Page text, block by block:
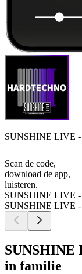
SUNSHINE LIVE -
Scan de code,
download de app,
luisteren.
SUNSHINE LIVE -
SUNSHINE LIVE -
SUNSHINE
in familie